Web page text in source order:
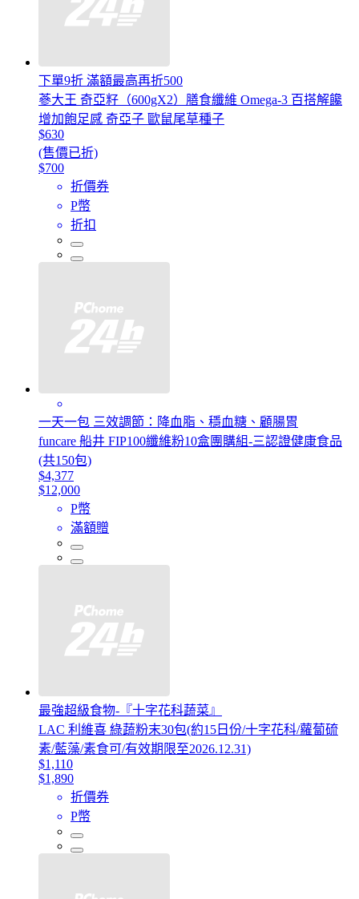
下單9折 滿額最高再折500
蔘大王 奇亞籽（600gX2）膳食纖維 Omega-3 百搭解饞
增加飽足感 奇亞子 歐鼠尾草種子
$630
(售價已折)
$700
折價券
P幣
折扣
一天一包 三效調節：降血脂、穩血糖、顧腸胃
funcare 船井 FIP100纖維粉10盒團購組-三認證健康食品
(共150包)
$4,377
$12,000
P幣
滿額贈
最強超級食物-『十字花科蔬菜』
LAC 利維喜 綠蔬粉末30包(約15日份/十字花科/蘿蔔硫
素/藍藻/素食可/有效期限至2026.12.31)
$1,110
$1,890
折價券
P幣